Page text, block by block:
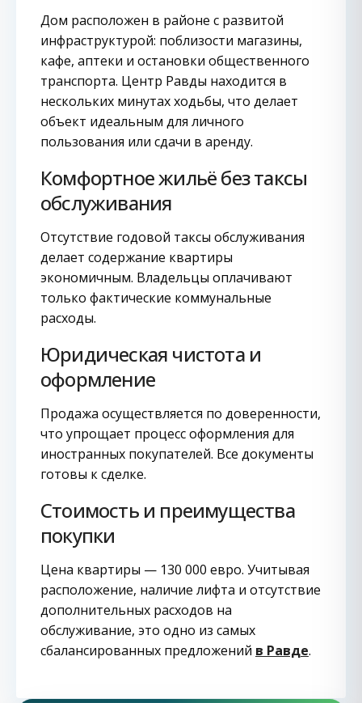
Дом расположен в районе с развитой
инфраструктурой: поблизости магазины,
кафе, аптеки и остановки общественного
транспорта. Центр Равды находится в
нескольких минутах ходьбы, что делает
объект идеальным для личного
пользования или сдачи в аренду.
Комфортное жильё без таксы
обслуживания
Отсутствие годовой таксы обслуживания
делает содержание квартиры
экономичным. Владельцы оплачивают
только фактические коммунальные
расходы.
Юридическая чистота и
оформление
Продажа осуществляется по доверенности,
что упрощает процесс оформления для
иностранных покупателей. Все документы
готовы к сделке.
Стоимость и преимущества
покупки
Цена квартиры — 130 000 евро. Учитывая
расположение, наличие лифта и отсутствие
дополнительных расходов на
обслуживание, это одно из самых
сбалансированных предложений в Равде.